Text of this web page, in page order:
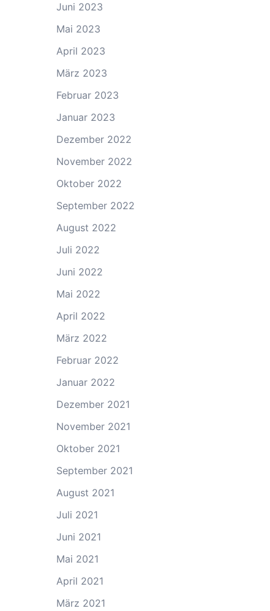
Juni 2023
Mai 2023
April 2023
März 2023
Februar 2023
Januar 2023
Dezember 2022
November 2022
Oktober 2022
September 2022
August 2022
Juli 2022
Juni 2022
Mai 2022
April 2022
März 2022
Februar 2022
Januar 2022
Dezember 2021
November 2021
Oktober 2021
September 2021
August 2021
Juli 2021
Juni 2021
Mai 2021
April 2021
März 2021